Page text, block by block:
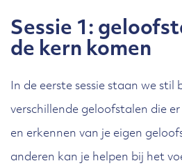
Sessie 1:
de kern komen
In de eerste sessie staan we
verschillende geloofstalen die
en erkennen van je eigen
anderen kan je helpen bij het